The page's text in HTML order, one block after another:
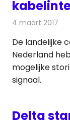
4 maart 2017
De landelijke
Nederland
mogelijke
signaal.
Delta